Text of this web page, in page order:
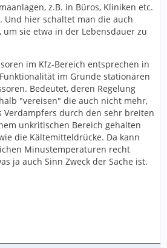
z.B. in Büros, Kliniken etc.
hier schaltet man die auch
sie etwa in der Lebensdauer zu
im Kfz-Bereich entsprechen in
im Grunde stationären
Bedeutet, deren Regelung
"vereisen" die auch nicht mehr,
Verdampfers durch den sehr breiten
unkritischen Bereich gehalten
die Kältemitteldrücke. Da kann
Minustemperaturen recht
ja auch Sinn Zweck der Sache ist.